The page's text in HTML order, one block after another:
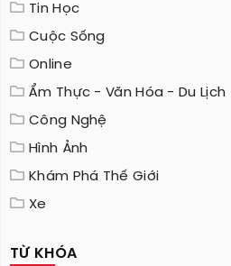
Tin Học
Cuộc Sống
Online
Ẩm Thực - Văn Hóa - Du Lịch
Công Nghệ
Hình Ảnh
Khám Phá Thế Giới
Xe
TỪ KHÓA